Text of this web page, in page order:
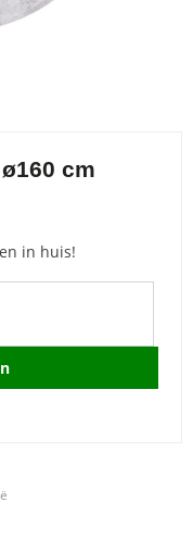
cm
in huis!